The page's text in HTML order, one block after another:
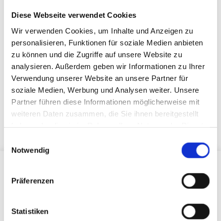
Diese Webseite verwendet Cookies
Wir verwenden Cookies, um Inhalte und Anzeigen zu
personalisieren, Funktionen für soziale Medien anbieten
zu können und die Zugriffe auf unsere Website zu
analysieren. Außerdem geben wir Informationen zu Ihrer
Verwendung unserer Website an unsere Partner für
soziale Medien, Werbung und Analysen weiter. Unsere
Partner führen diese Informationen möglicherweise mit
weiteren Daten zusammen, die Sie ihnen bereitgestellt
Notwendig
Präferenzen
Statistiken